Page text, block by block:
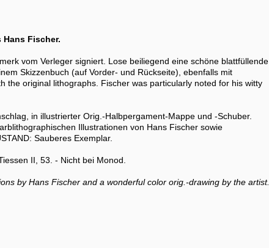
Fischer.
vom Verleger signiert. Lose beiliegend eine schöne blattfüllende
Skizzenbuch (auf Vorder- und Rückseite), ebenfalls mit
the original lithographs. Fischer was particularly noted for his witty
in illustrierter Orig.-Halbpergament-Mappe und -Schuber.
Illustrationen von Hans Fischer sowie
Sauberes Exemplar.
II, 53. - Nicht bei Monod.
by Hans Fischer and a wonderful color orig.-drawing by the artist.